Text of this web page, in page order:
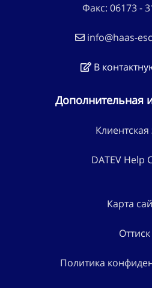
Факс: 06173 -
info@haas-
В
Дополнительная
Клиентская
DATEV Help
Карта
Оттиск
Политика